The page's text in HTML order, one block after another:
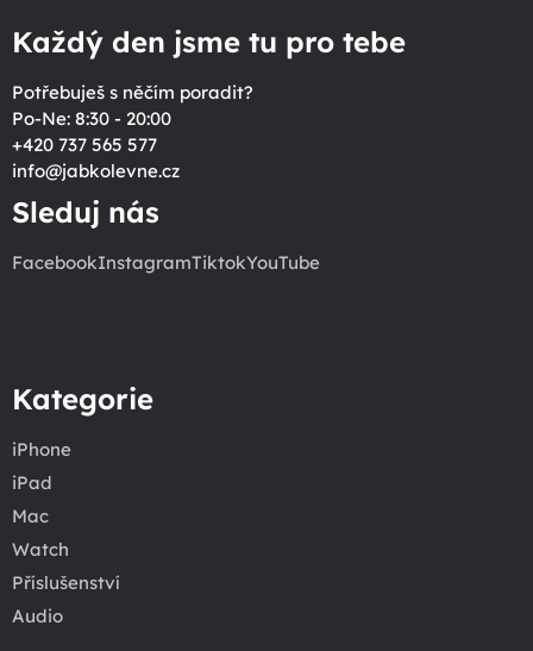
Každý den jsme tu pro tebe
Potřebuješ s něčím poradit?
Po-Ne: 8:30 - 20:00
+420 737 565 577
info@jabkolevne.cz
Sleduj nás
FacebookInstagramTiktokYouTube
Kategorie
iPhone
iPad
Mac
Watch
Příslušenství
Audio